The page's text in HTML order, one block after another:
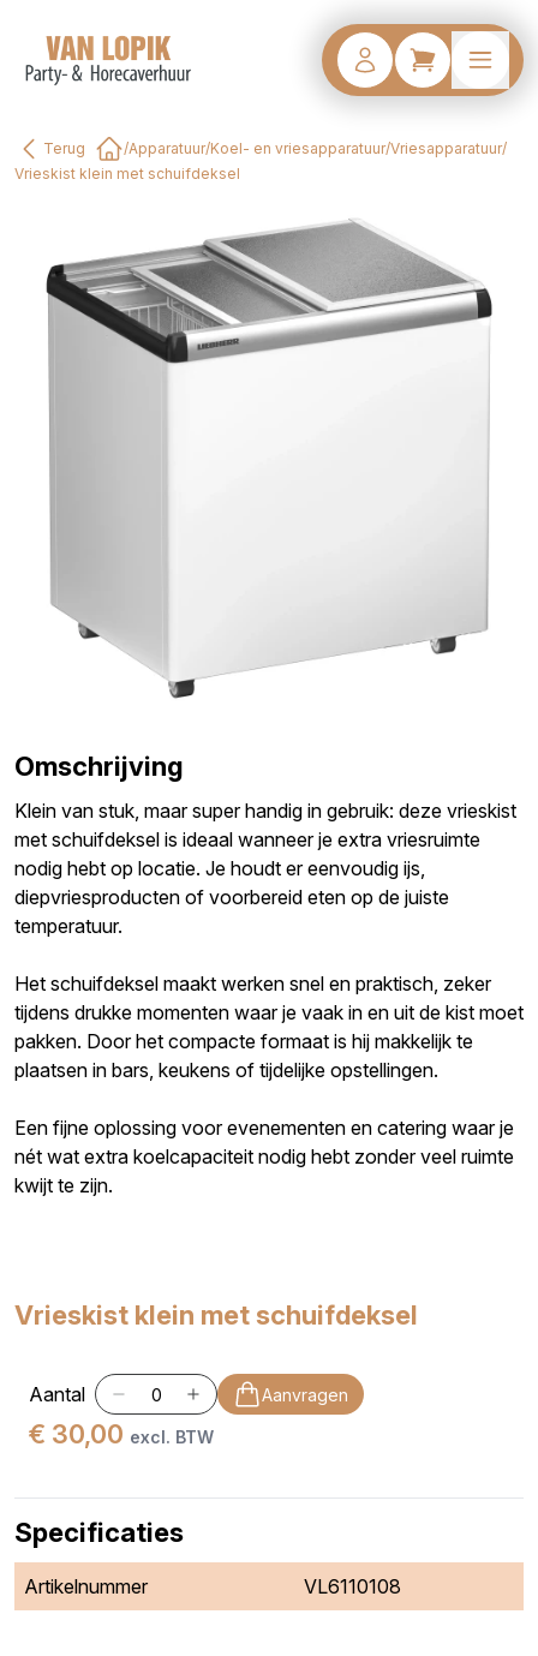
Terug
Home
/Apparatuur/Koel- en vriesapparatuur/Vriesapparatuur/
Vrieskist klein met schuifdeksel
Omschrijving
Klein van stuk, maar super handig in gebruik: deze vrieskist
met schuifdeksel is ideaal wanneer je extra vriesruimte
nodig hebt op locatie. Je houdt er eenvoudig ijs,
diepvriesproducten of voorbereid eten op de juiste
temperatuur.
Het schuifdeksel maakt werken snel en praktisch, zeker
tijdens drukke momenten waar je vaak in en uit de kist moet
pakken. Door het compacte formaat is hij makkelijk te
plaatsen in bars, keukens of tijdelijke opstellingen.
Een fijne oplossing voor evenementen en catering waar je
nét wat extra koelcapaciteit nodig hebt zonder veel ruimte
kwijt te zijn.
Vrieskist klein met schuifdeksel
Aantal Aanvragen
€ 30,00 excl. BTW
Specificaties
Artikelnummer VL6110108